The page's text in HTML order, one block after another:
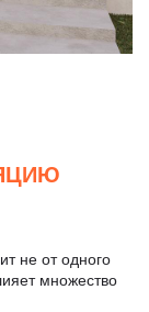
не от одного
множество